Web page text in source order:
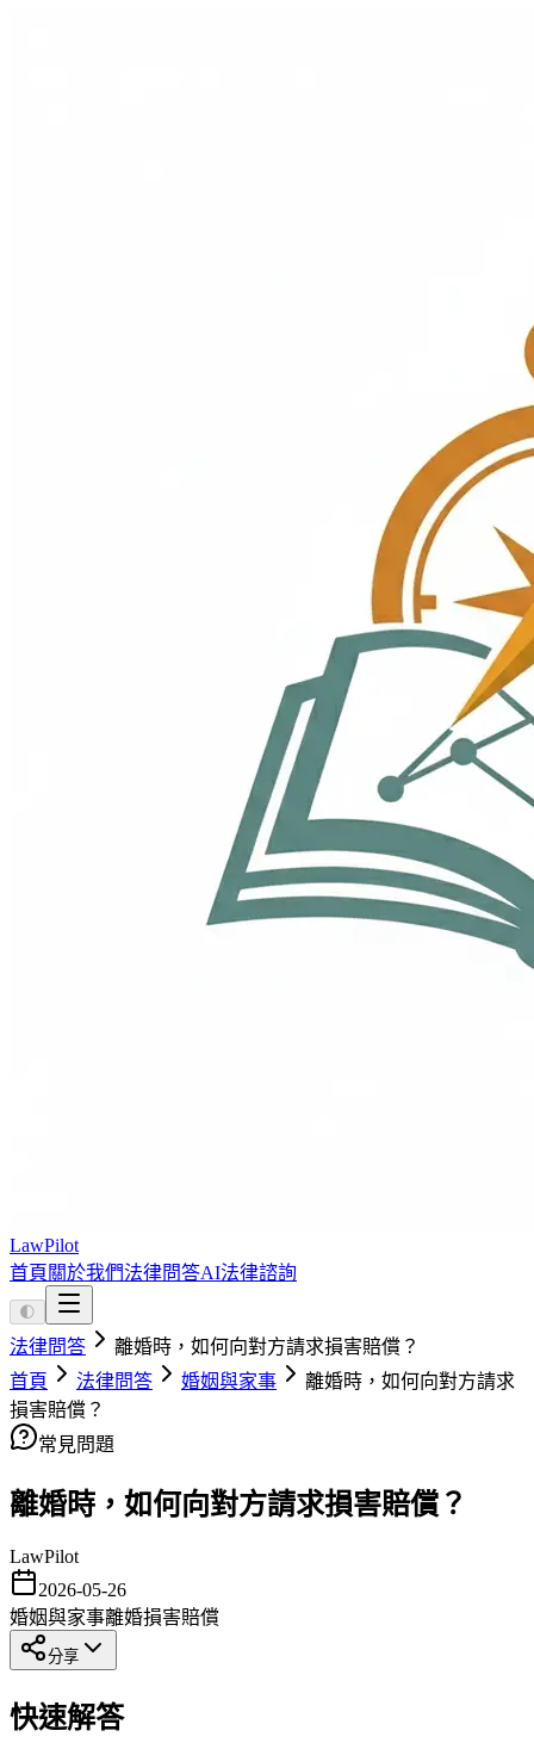
LawPilot
首頁 關於我們法律問答AI法律諮詢
🌓
法律問答
離婚時，如何向對方請求損害賠償？
首頁
法律問答 婚姻與家事
離婚時，如何向對方請求
損害賠償？
常見問題
離婚時，如何向對方請求損害賠償？
LawPilot
2026-05-26
婚姻與家事離婚損害賠償
分享
快速解答